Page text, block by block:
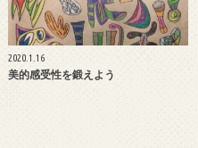
2020.1.16
美的感受性を鍛えよう